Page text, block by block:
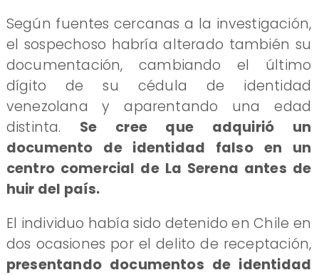
Según fuentes cercanas a la investigación,
el sospechoso habría alterado también su
documentación, cambiando el último
dígito de su cédula de identidad
venezolana y aparentando una edad
distinta. Se cree que adquirió un
documento de identidad falso en un
centro comercial de La Serena antes de
huir del país.
El individuo había sido detenido en Chile en
dos ocasiones por el delito de receptación,
presentando documentos de identidad